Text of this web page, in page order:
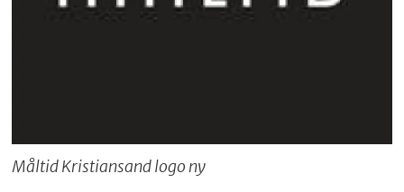
Måltid Kristiansand logo ny